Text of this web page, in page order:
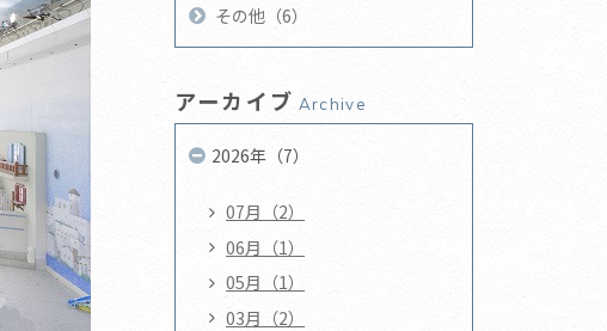
その他（6）
アーカイブ Archive
2026年（7）
07月（2）
06月（1）
05月（1）
03月（2）